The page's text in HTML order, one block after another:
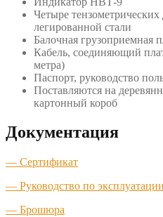
Четыре
легированной стали
Балочная грузоприемная
Кабель, соединяющий
метра)
Паспорт, руководство
Поставляются на
картонный короб
Документация
— Сертификат
— Руководство по эксплуатации
— Брошюра